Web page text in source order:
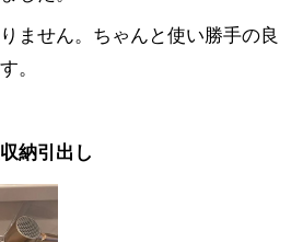
ません。ちゃんと使い勝手の良
。
納引出し